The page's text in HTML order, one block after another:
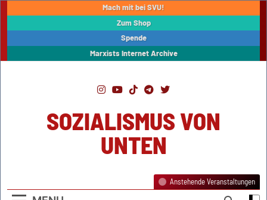
Mach mit bei SVU!
Zum Shop
Spende
Marxists Internet Archive
SOZIALISMUS VON
UNTEN
Anstehende Veranstaltungen